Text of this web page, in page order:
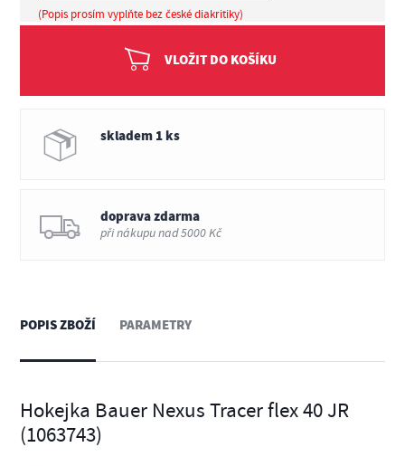
(Popis prosím vyplňte bez české diakritiky)
VLOŽIT DO KOŠÍKU
skladem 1 ks
doprava zdarma
při nákupu nad 5000 Kč
POPIS ZBOŽÍ
Hokejka Bauer Nexus Tracer flex 40 JR
(1063743)
PARAMETRY